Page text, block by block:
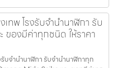
ทพ โรงรับจำนำนาฬิกา รับ
ของมีค่าทุกชนิด ให้ราคา
บจำนำนาฬิกา รับจำนำนาฬิกาทุก